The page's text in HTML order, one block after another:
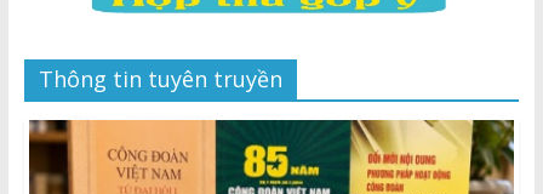
Thông tin tuyên truyền